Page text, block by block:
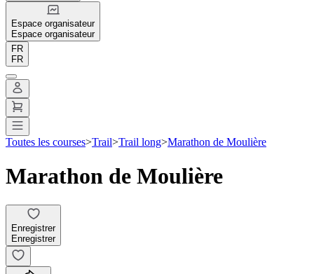
Espace organisateur
Espace organisateur
FR
FR
Toutes les courses>Trail>Trail long>Marathon de Moulière
Marathon de Moulière
Enregistrer
Enregistrer